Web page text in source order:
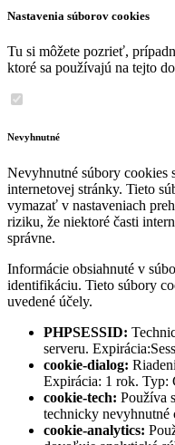
Nastavenia súborov cookies
Tu si môžete pozrieť,
ktoré sa používajú na tejto
Nevyhnutné
Nevyhnutné súbory cookies
internetovej stránky. Tieto
vymazať v nastaveniach
riziku, že niektoré časti
správne.
Informácie obsiahnuté v
identifikáciu. Tieto súbory
uvedené účely.
PHPSESSID:
serveru.
cookie-dialog:
Expirácia: 1 rok. Typ:
cookie-tech: Používa
technicky
cookie-analytics: